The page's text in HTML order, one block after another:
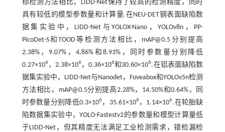
标检测方法相比，LIDD-Net保持了较高的检测精度，同时
具有较低的模型参数量和计算量.在NEU-DET钢表面缺陷数
据集实验中，LIDD-Net与YOLOX-Nano，YOLOv8n，PP-
PicoDet-S和TOOD等检测方法相比，mAP@0.5分别提高
2.38%，9.07%，4.86%和8.93%，同时参数量分别降低
0.27×106，2.38×106，0.36×106和30.60×106.在铝表面缺陷数
据集实验中，LIDD-Net与Nanodet，Foveabox和YOLOv5n检测
方法相比，mAP@0.5分别提高2.28%，14.50%和0.64%，同
时参数量分别降低0.3×106，35.61×106，1.14×106.在轮胎缺
陷数据集实验中，YOLO-Fastestv2的参数量和模型计算量低
于LIDD-Net，但其精度无法满足工业检测需求，错检漏检